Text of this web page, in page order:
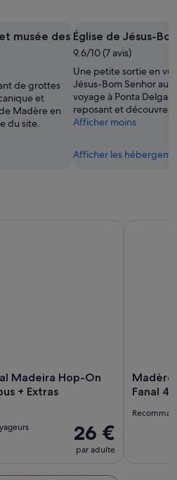
musée des
de grottes
et
Madère en
du site.
Église de Jésus-
9.6/10 (7 avis)
Une petite sortie en
Jésus-Bom Senhor au
voyage à Ponta
reposant et découvrez
Afficher moins
Afficher les
Madeira Hop-On
+ Extras
26 €
par adulte
Madère
Fanal